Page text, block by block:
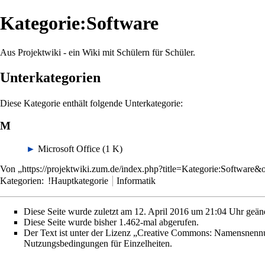
Kategorie:Software
Aus Projektwiki - ein Wiki mit Schülern für Schüler.
Unterkategorien
Diese Kategorie enthält folgende Unterkategorie:
M
► Microsoft Office (1 K)
Von „https://projektwiki.zum.de/
Kategorien: !Hauptkategorie Informatik
Diese Seite wurde zuletzt am 12. April 2016 um 21:04 Uhr
Diese Seite wurde bisher 1.462-mal abgerufen.
Der Text ist unter der Lizenz „Creative Commons:
Nutzungsbedingungen für Einzelheiten.